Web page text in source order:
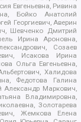
Евгеньевна, Ривина
Бойко Анатолий
Георгиевич, Аверин
Шевченко Дмитрий
Ирина Ароновна,
Созаев
Исакова Ирина
Ольга Евгеньевна,
Халидова
Федотова Галина
Александр Маркович,
Владимировна,
Золотарева
Жемкова Елена